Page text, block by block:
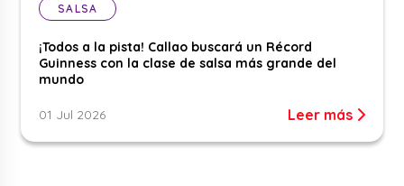
SALSA
¡Todos a la pista! Callao buscará un Récord
Guinness con la clase de salsa más grande del
mundo
01 Jul 2026 Leer más